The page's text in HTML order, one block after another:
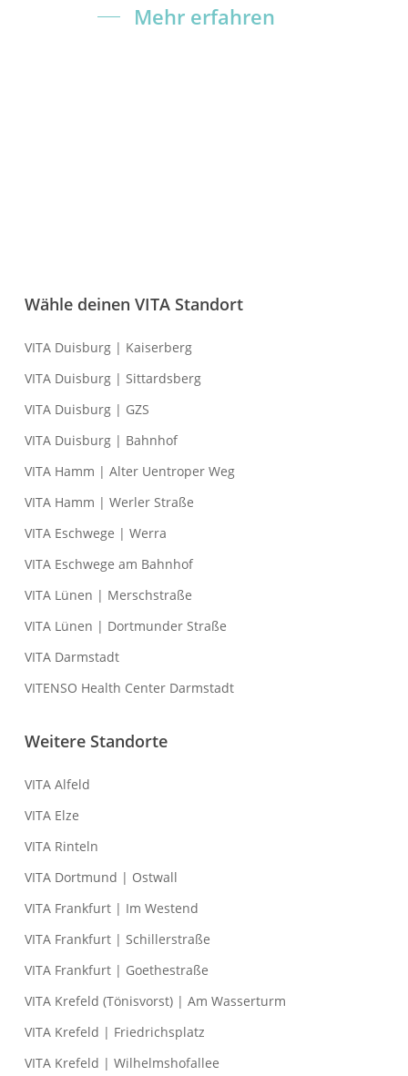
Mehr erfahren
Wähle deinen VITA Standort
VITA Duisburg | Kaiserberg
VITA Duisburg | Sittardsberg
VITA Duisburg | GZS
VITA Duisburg | Bahnhof
VITA Hamm | Alter Uentroper Weg
VITA Hamm | Werler Straße
VITA Eschwege | Werra
VITA Eschwege am Bahnhof
VITA Lünen | Merschstraße
VITA Lünen | Dortmunder Straße
VITA Darmstadt
VITENSO Health Center Darmstadt
Weitere Standorte
VITA Alfeld
VITA Elze
VITA Rinteln
VITA Dortmund | Ostwall
VITA Frankfurt | Im Westend
VITA Frankfurt | Schillerstraße
VITA Frankfurt | Goethestraße
VITA Krefeld (Tönisvorst) | Am Wasserturm
VITA Krefeld | Friedrichsplatz
VITA Krefeld | Wilhelmshofallee